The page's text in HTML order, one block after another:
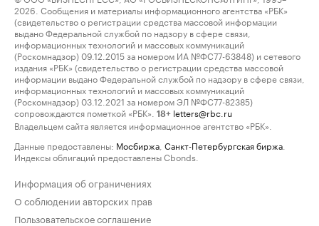
2026. Сообщения и материалы информационного агентства «РБК»
(свидетельство о регистрации средства массовой информации
выдано Федеральной службой по надзору в сфере связи,
информационных технологий и массовых коммуникаций
(Роскомнадзор) 09.12.2015 за номером ИА №ФС77-63848) и сетевого
издания «РБК» (свидетельство о регистрации средства массовой
информации выдано Федеральной службой по надзору в сфере связи,
информационных технологий и массовых коммуникаций
(Роскомнадзор) 03.12.2021 за номером ЭЛ №ФС77-82385)
сопровождаются пометкой «РБК».
18+ letters@rbc.ru
Владельцем сайта является информационное агентство «РБК».
Данные предоставлены: Мосбиржа Санкт-Петербургская биржа
Индексы облигаций предоставлены Cbonds.
Информация об ограничениях
О соблюдении авторских прав
Пользовательское соглашение